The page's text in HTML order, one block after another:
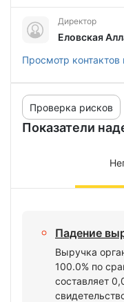
Директор
Еловская
Просмотр контактов
Показатели
Проверка рисков
Падение
Выручка
100.0% по
составляет